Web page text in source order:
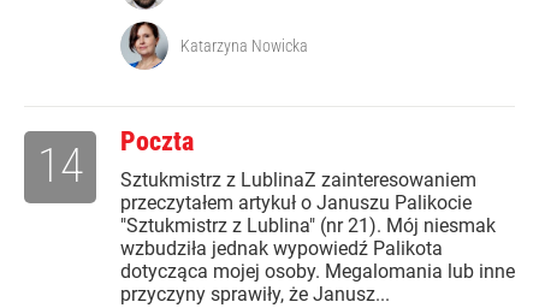
Katarzyna Nowicka
Poczta
Sztukmistrz z LublinaZ zainteresowaniem
przeczytałem artykuł o Januszu Palikocie
"Sztukmistrz z Lublina" (nr 21). Mój niesmak
wzbudziła jednak wypowiedź Palikota
dotycząca mojej osoby. Megalomania lub inne
przyczyny sprawiły, że Janusz...
14